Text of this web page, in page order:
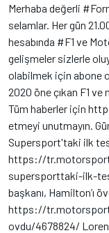
Merhaba değerli
selamlar. Her gün
hesabında #F1 ve
gelişmeler sizlerle
olabilmek için abone
2020 öne çıkan F1
Tüm haberler için
etmeyi unutmayın.
Supersport'taki ilk
https://
supersporttaki-ilk-
başkanı, Hamilton’ı
https://
ovdu/4678824/